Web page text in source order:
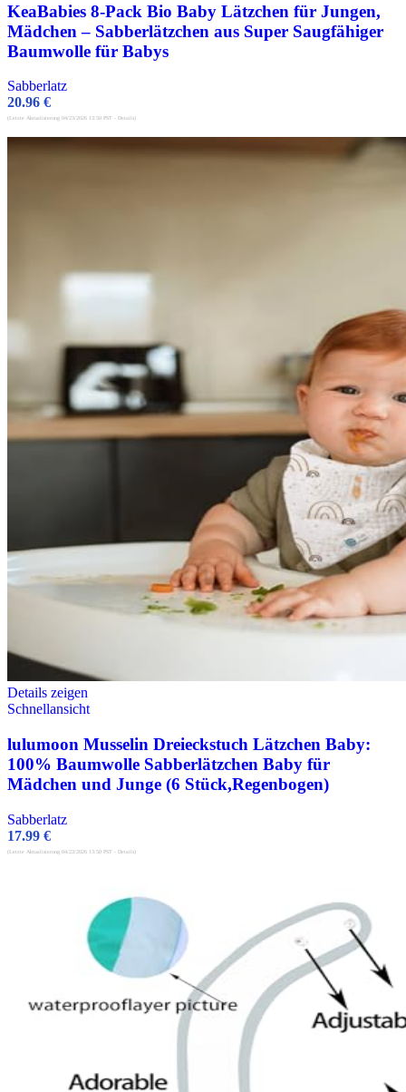
KeaBabies 8-Pack Bio Baby Lätzchen für Jungen,
Mädchen – Sabberlätzchen aus Super Saugfähiger
Baumwolle für Babys
Sabberlatz
20.96 €
(Letzte Aktualisierung 04/23/2026 13:50 PST - Details)
Details zeigen
Schnellansicht
lulumoon Musselin Dreieckstuch Lätzchen Baby:
100% Baumwolle Sabberlätzchen Baby für
Mädchen und Junge (6 Stück,Regenbogen)
Sabberlatz
17.99 €
(Letzte Aktualisierung 04/23/2026 13:50 PST - Details)